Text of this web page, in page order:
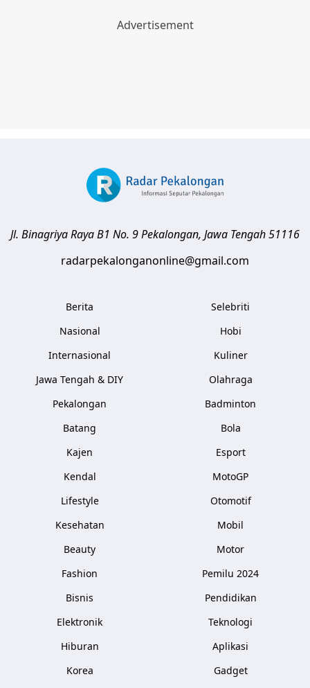
Jl. Binagriya Raya B1 No. 9Pekalongan, Jawa Tengah51116
radarpekalonganonline@gmail.com
Berita
Nasional
Internasional
Jawa Tengah & DIY
Pekalongan
Batang
Kajen
Kendal
Lifestyle
Kesehatan
Beauty
Fashion
Bisnis
Elektronik
Hiburan
Korea
Selebriti
Hobi
Kuliner
Olahraga
Badminton
Bola
Esport
MotoGP
Otomotif
Mobil
Motor
Pemilu 2024
Pendidikan
Teknologi
Aplikasi
Gadget